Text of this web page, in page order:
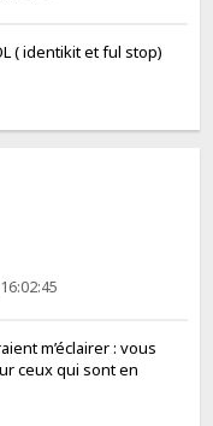
( identikit et ful stop)
m’éclairer : vous
ceux qui sont en